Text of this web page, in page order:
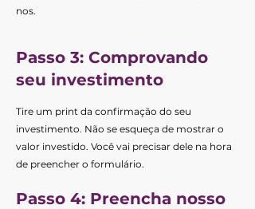
nos.
Passo 3: Comprovando
seu investimento
Tire um print da confirmação do seu
investimento. Não se esqueça de mostrar o
valor investido. Você vai precisar dele na hora
de preencher o formulário.
Passo 4: Preencha nosso